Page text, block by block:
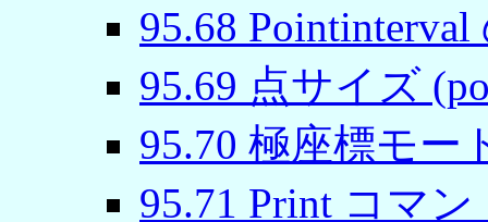
95.68
95.69 点サイズ
95.70 極座標モー
95.71 Print コマ